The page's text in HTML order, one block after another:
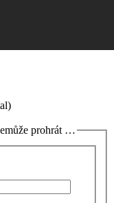
prohrát …